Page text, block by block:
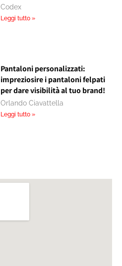
Codex
Leggi tutto »
Pantaloni personalizzati:
impreziosire i pantaloni felpati
per dare visibilità al tuo brand!
Orlando Ciavattella
Leggi tutto »